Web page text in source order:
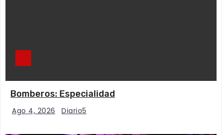
Bomberos: Especialidad
Ago 4, 2026 Diario5